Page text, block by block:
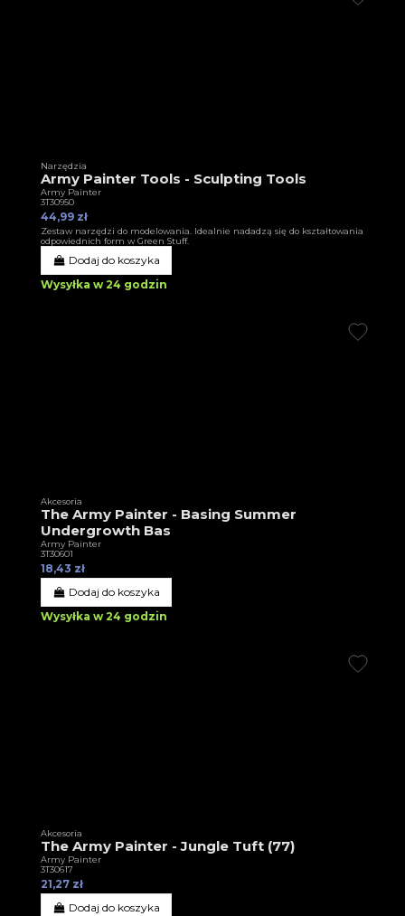
Narzędzia
Army Painter Tools - Sculpting Tools
Army Painter
3T30950
44,99 zł
Zestaw narzędzi do modelowania. Idealnie nadadzą się do kształtowania
odpowiednich form w Green Stuff.
Dodaj do koszyka
Wysyłka w 24 godzin
Akcesoria
The Army Painter - Basing Summer
Undergrowth Bas
Army Painter
3T30601
18,43 zł
Dodaj do koszyka
Wysyłka w 24 godzin
Akcesoria
The Army Painter - Jungle Tuft (77)
Army Painter
3T30617
21,27 zł
Dodaj do koszyka